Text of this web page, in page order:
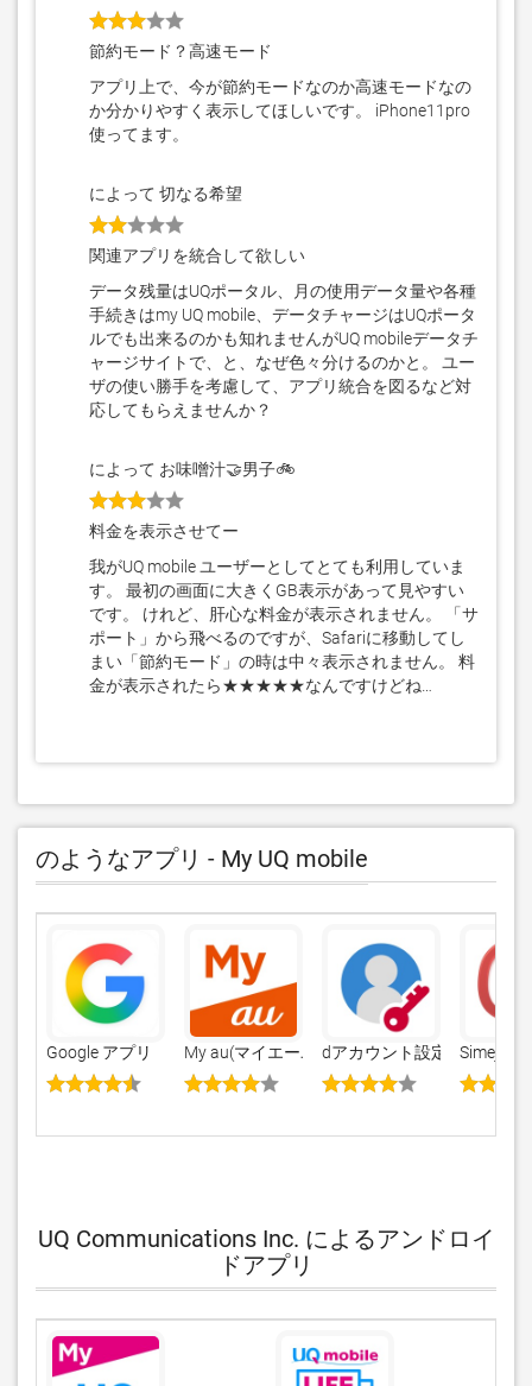
節約モード？高速モード
アプリ上で、今が節約モードなのか高速モードなの
か分かりやすく表示してほしいです。 iPhone11pro
使ってます。
によって 切なる希望
関連アプリを統合して欲しい
データ残量はUQポータル、月の使用データ量や各種
手続きはmy UQ mobile、データチャージはUQポータ
ルでも出来るのかも知れませんがUQ mobileデータチ
ャージサイトで、と、なぜ色々分けるのかと。 ユー
ザの使い勝手を考慮して、アプリ統合を図るなど対
応してもらえませんか？
によって お味噌汁🤝男子🚲
料金を表示させてー
我がUQ mobile ユーザーとしてとても利用していま
す。 最初の画面に大きくGB表示があって見やすい
です。 けれど、肝心な料金が表示されません。 「サ
ポート」から飛べるのですが、Safariに移動してし
まい「節約モード」の時は中々表示されません。 料
金が表示されたら★★★★★なんですけどね…
のようなアプリ - My UQ mobile
Google アプリ My au(マイエーユー)-料金・ギガ残量の確認ア
dアカウント設定/dアカウ
Simeji日
UQ Communications Inc. によるアンドロイ
ドアプリ